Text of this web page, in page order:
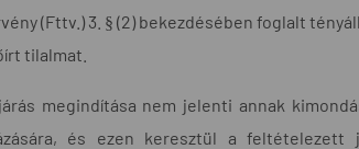
(Fttv.) 3. § (2) bekezdésében foglalt
tilalmat.
megindítása nem jelenti annak
és ezen keresztül a feltételezett